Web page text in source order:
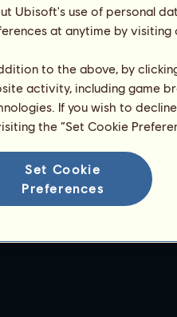
Ubisoft's use of personal
at anytime by
to the above, by
activity, including game
If you wish to
the “Set Cookie
Set Cookie
Preferences